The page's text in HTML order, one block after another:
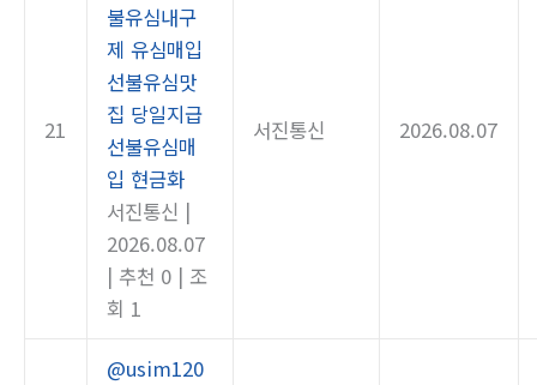
21
불유심내구
제 유심매입
선불유심맛
집 당일지급
선불유심매
입 현금화
서진통신 |
2026.08.07
| 추천 0 | 조
회 1
서진통신 2026.08.07
@usim120